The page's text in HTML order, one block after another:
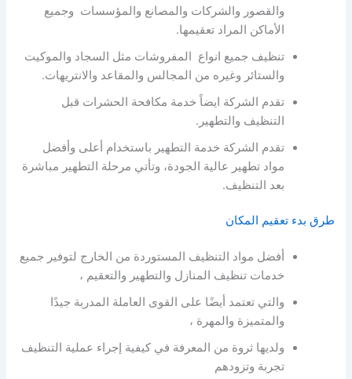
والقصور والشركات والمصانع والمؤسسات وجميع
الأماكن المراد تعقيمها.
تنظيف جميع انواع المفروشات مثل السجاد والموكيت
والستائر وغيره من المجالس والمقاعد والانتريهات.
تقدم الشركة ايضاً خدمة مكافحة الحشرات قبل
التنظيف والتطهير.
تقدم الشركة خدمة التطهير باستخدام أعلى وأفضل
مواد تطهير عالية الجودة، وتأتي مرحلة التطهير مباشرة
بعد التنظيف.
طرق بدء تعقيم المكان
أفضل مواد التنظيف المستوردة من الخارج لتوفير جميع
خدمات تنظيف المنازل والتطهير والتعقيم ،
والتي تعتمد أيضًا على القوى العاملة المدربة جيدًا
والمتميزة والمهرة ،
ولديها ثروة من المعرفة في كيفية إجراء عملية التنظيف
تجربة وتزودهم